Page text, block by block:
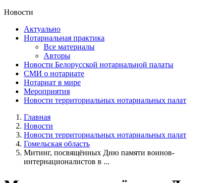
Новости
Актуально
Нотариальная практика
Все материалы
Авторы
Новости Белорусской нотариальной палаты
СМИ о нотариате
Нотариат в мире
Мероприятия
Новости территориальных нотариальных палат
Главная
Новости
Новости территориальных нотариальных палат
Гомельская область
Митинг, посвящённых Дню памяти воинов-
интернационалистов в ...